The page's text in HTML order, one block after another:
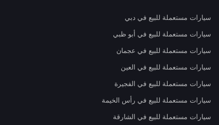
سيارات مستعملة للبيع في دبي
سيارات مستعملة للبيع في أبو ظبي
سيارات مستعملة للبيع في عجمان
سيارات مستعملة للبيع في العين
سيارات مستعملة للبيع في الفجيرة
سيارات مستعملة للبيع في رأس الخيمة
سيارات مستعملة للبيع في الشارقة